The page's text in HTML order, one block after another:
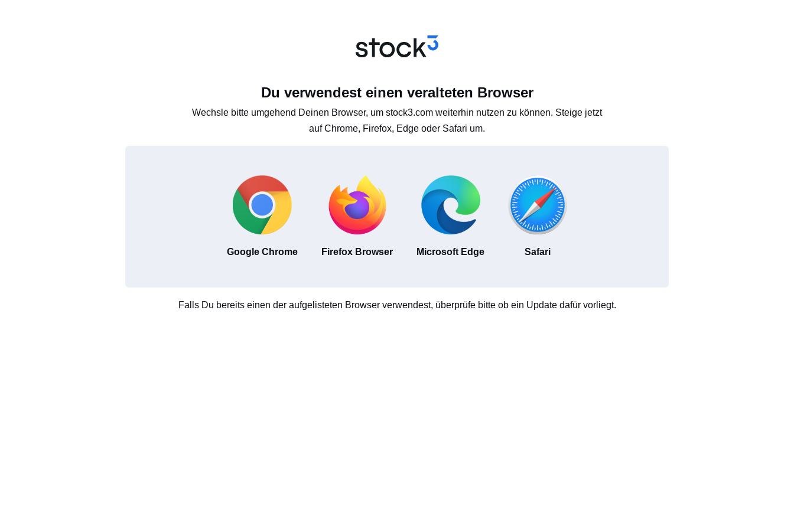
Du verwendest einen veralteten Browser
Wechsle bitte umgehend Deinen Browser, um stock3.com weiterhin nutzen zu können. Steige jetzt
auf Chrome, Firefox, Edge oder Safari um.
Google Chrome Firefox Browser Microsoft Edge Safari
Falls Du bereits einen der aufgelisteten Browser verwendest, überprüfe bitte ob ein Update dafür vorliegt.